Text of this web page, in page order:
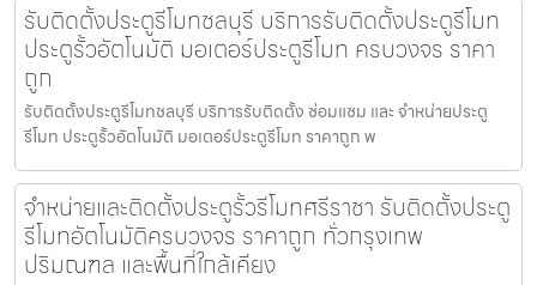
รับติดตั้งประตูรีโมทชลบุรี บริการรับติดตั้งประตูรีโมท
ประตูรั้วอัตโนมัติ มอเตอร์ประตูรีโมท ครบวงจร ราคา
ถูก
รับติดตั้งประตูรีโมทชลบุรี บริการรับติดตั้ง ซ่อมแซม และ จำหน่ายประตู
รีโมท ประตูรั้วอัตโนมัติ มอเตอร์ประตูรีโมท ราคาถูก พ
จำหน่ายและติดตั้งประตูรั้วรีโมทศรีราชา รับติดตั้งประตู
รีโมทอัตโนมัติครบวงจร ราคาถูก ทั่วกรุงเทพ
ปริมณฑล และพื้นที่ใกล้เคียง